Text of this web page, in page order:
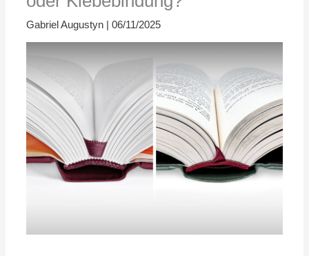
Gabriel Augustyn 06/11/2025